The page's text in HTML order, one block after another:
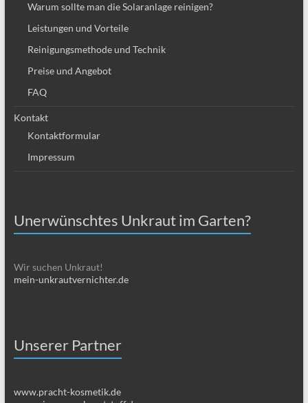
Warum sollte man die Solaranlage reinigen?
Leistungen und Vorteile
Reinigungsmethode und Technik
Preise und Angebot
FAQ
Kontakt
Kontaktformular
Impressum
Unerwünschtes Unkraut im Garten?
Wir suchen Unkraut!
mein-unkrautvernichter.de
Unserer Partner
www.pracht-kosmetik.de